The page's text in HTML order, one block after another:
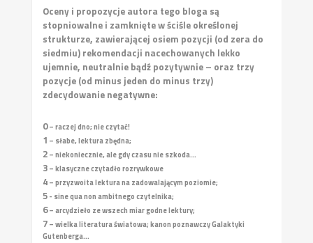
Oceny i propozycje autora tego bloga są
stopniowalne i zamknięte w ściśle określonej
strukturze, zawierającej osiem pozycji (od zera do
siedmiu) rekomendacji nacechowanych lekko
ujemnie, neutralnie bądź pozytywnie – oraz trzy
pozycje (od minus jeden do minus trzy)
zdecydowanie negatywne:
0– raczej dno; nie czytać!
1 – słabe, lektura zbędna;
2– niekoniecznie, ale gdy czasu nie szkoda...
3– klasyczne czytadło rozrywkowe
4– przyzwoita lektura na zadowalającym poziomie;
5- sine qua non ambitnego czytelnika;
6– arcydzieło ze wszech miar godne lektury;
7– wielka literatura światowa; kanon poznawczy Galaktyki
Gutenberga...